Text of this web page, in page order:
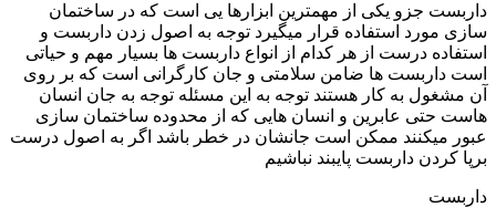
داربست جزو یکی از مهمترین ابزارها یی است که در ساختمان
سازی مورد استفاده قرار میگیرد توجه به اصول زدن داربست و
استفاده درست از هر کدام از انواع داربست ها بسیار مهم و حیاتی
است داربست ها ضامن سلامتی و جان کارگرانی است که بر روی
آن مشغول به کار هستند توجه به این مسئله توجه به جان انسان
هاست حتی عابرین و انسان هایی که از محدوده ساختمان سازی
عبور میکنند ممکن است جانشان در خطر باشد اگر به اصول درست
برپا کردن داربست پایبند نباشیم
داربست